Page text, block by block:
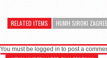
RELATED ITEMS HUMH SIROKI
You must be logged in to post a